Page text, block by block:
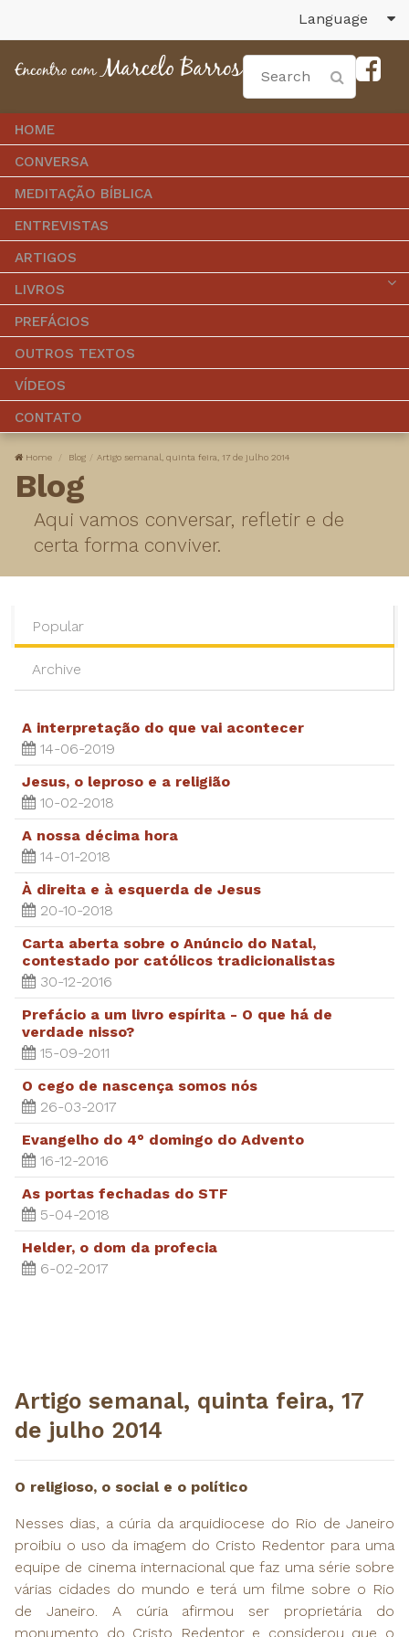
Language
HOME
CONVERSA
MEDITAÇÃO BÍBLICA
ENTREVISTAS
ARTIGOS
LIVROS
PREFÁCIOS
OUTROS TEXTOS
VÍDEOS
CONTATO
Home Blog Artigo semanal, quinta feira, 17 de julho 2014
Blog
Aqui vamos conversar, refletir e de
certa forma conviver.
Popular
Archive
A interpretação do que vai acontecer
14-06-2019
Jesus, o leproso e a religião
10-02-2018
A nossa décima hora
14-01-2018
À direita e à esquerda de Jesus
20-10-2018
Carta aberta sobre o Anúncio do Natal,
contestado por católicos tradicionalistas
30-12-2016
Prefácio a um livro espírita - O que há de
verdade nisso?
15-09-2011
O cego de nascença somos nós
26-03-2017
Evangelho do 4° domingo do Advento
16-12-2016
As portas fechadas do STF
5-04-2018
Helder, o dom da profecia
6-02-2017
Artigo semanal, quinta feira, 17
de julho 2014
O religioso, o social e o político
Nesses dias, a cúria da arquidiocese do Rio de Janeiro
proibiu o uso da imagem do Cristo Redentor para uma
equipe de cinema internacional que faz uma série sobre
várias cidades do mundo e terá um filme sobre o Rio
de Janeiro. A cúria afirmou ser proprietária do
monumento do Cristo Redentor e considerou que o